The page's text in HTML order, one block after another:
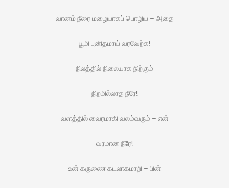
வானம் நீரை மழையாகப் பொழிய – அதை
பூமி புனிதமாய் வரவேற்க!
நிலத்தில் நிலையாக நிற்கும்
நிறமில்லாத நீரே!
வளத்தில் வைரமாகி வலம்வரும் – என்
வரமான நீரே!
உன் கருணை கடலாகமாறி – பின்